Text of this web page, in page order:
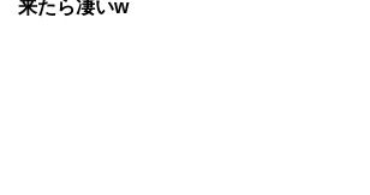
来たら凄いw